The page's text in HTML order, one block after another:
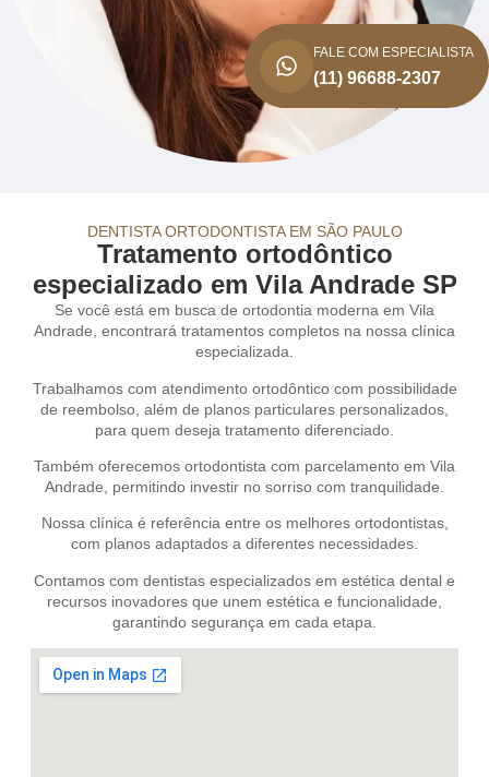
FALE COM ESPECIALISTA
(11) 96688-2307
DENTISTA ORTODONTISTA EM SÃO PAULO
Tratamento ortodôntico
especializado em Vila Andrade SP
Se você está em busca de ortodontia moderna em Vila
Andrade, encontrará tratamentos completos na nossa clínica
especializada.
Trabalhamos com atendimento ortodôntico com possibilidade
de reembolso, além de planos particulares personalizados,
para quem deseja tratamento diferenciado.
Também oferecemos ortodontista com parcelamento em Vila
Andrade, permitindo investir no sorriso com tranquilidade.
Nossa clínica é referência entre os melhores ortodontistas,
com planos adaptados a diferentes necessidades.
Contamos com dentistas especializados em estética dental e
recursos inovadores que unem estética e funcionalidade,
garantindo segurança em cada etapa.